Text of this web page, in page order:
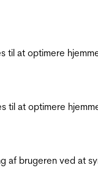
at optimere
at optimere
af brugeren ved at